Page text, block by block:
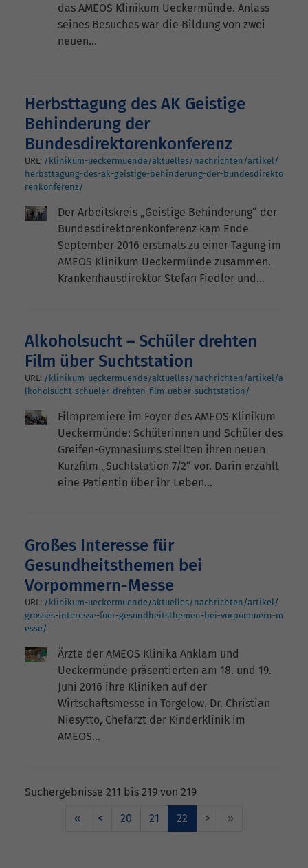
das AMEOS Klinikum Ueckermünde. Anlass
seines Besuches war die Bildung von zwei
neuen…
Herbsttagung des AK Geistige
Behinderung der
Bundesdirektorenkonferenz
URL: /klinikum-ueckermuende/aktuelles/nachrichten/artikel/
herbsttagung-des-ak-geistige-behinderung-der-bundesdirekto
renkonferenz/
Der Arbeitskreis „Geistige Behinderung“ der
Bundesdirektorenkonferenz kam Ende
September 2016 erstmals zu einer Tagung im
AMEOS Klinikum Ueckermünde zusammen.
Krankenhausdirektor Stefan Fiedler und…
Alkoholsucht – Schüler drehten
Film über Suchtstation
URL: /klinikum-ueckermuende/aktuelles/nachrichten/artikel/a
lkoholsucht-schueler-drehten-film-ueber-suchtstation/
Filmpremiere im Foyer des AMEOS Klinikum
Ueckermünde: Schülerinnen und Schüler des
Greifen-Gymnasiums stellten ihren neuen
Kurzfilm „Suchtstation 7/2“ vor. Darin erzählt
eine Patientin über ihr Leben…
Großes Interesse für
Gesundheitsthemen bei
Vorpommern-Messe
URL: /klinikum-ueckermuende/aktuelles/nachrichten/artikel/
grosses-interesse-fuer-gesundheitsthemen-bei-vorpommern-m
esse/
Ärzte der AMEOS Klinika Anklam und
Ueckermünde präsentierten am 18. und 19.
Juni 2016 ihre Kliniken auf der
Wirtschaftsmesse in Torgelow. Dr. Christian
Niesytto, Chefarzt der Kinderklinik im
AMEOS…
Suchergebnisse 211 bis 219 von 219
«
< 20 21 22 > »